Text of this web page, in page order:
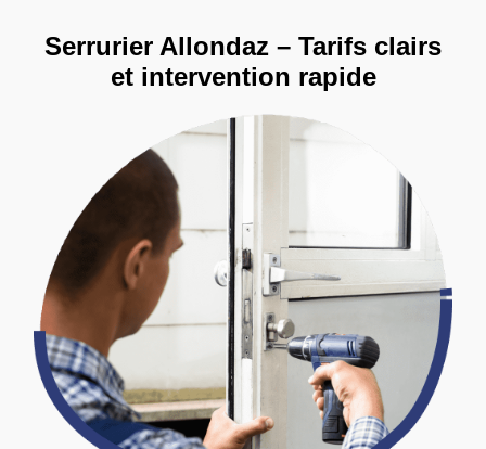
Serrurier Allondaz – Tarifs clairs
et intervention rapide